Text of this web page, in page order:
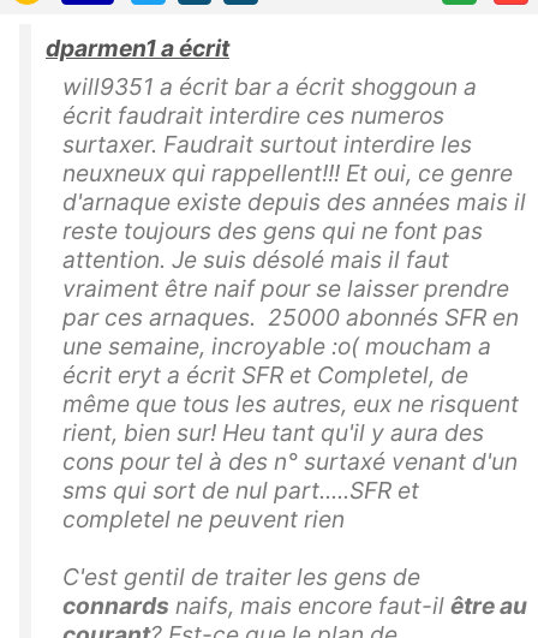
dparmen1 a écrit
will9351 a écrit bar a écrit shoggoun a
écrit faudrait interdire ces numeros
surtaxer. Faudrait surtout interdire les
neuxneux qui rappellent!!! Et oui, ce genre
d'arnaque existe depuis des années mais il
reste toujours des gens qui ne font pas
attention. Je suis désolé mais il faut
vraiment être naif pour se laisser prendre
par ces arnaques. 25000 abonnés SFR en
une semaine, incroyable :o( moucham a
écrit eryt a écrit SFR et Completel, de
même que tous les autres, eux ne risquent
rient, bien sur! Heu tant qu'il y aura des
cons pour tel à des n° surtaxé venant d'un
sms qui sort de nul part.....SFR et
completel ne peuvent rien
C'est gentil de traiter les gens de
connards naifs, mais encore faut-il être au